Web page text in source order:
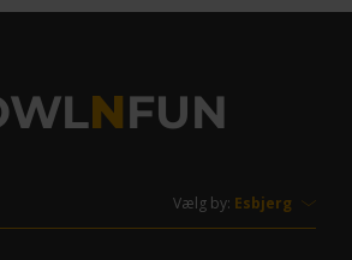
NFUN
Vælg by: